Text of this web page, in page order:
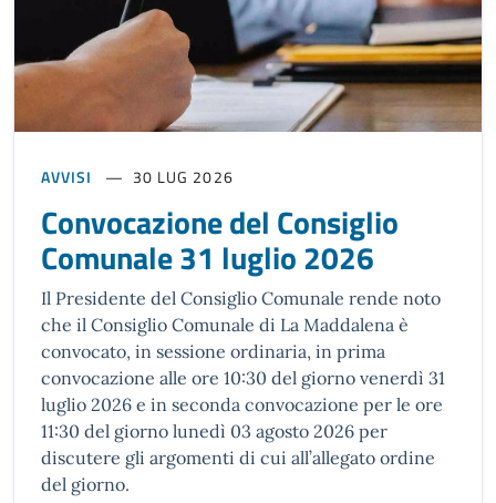
AVVISI 30 LUG 2026
Convocazione del Consiglio
Comunale 31 luglio 2026
Il Presidente del Consiglio Comunale rende noto
che il Consiglio Comunale di La Maddalena è
convocato, in sessione ordinaria, in prima
convocazione alle ore 10:30 del giorno venerdì 31
luglio 2026 e in seconda convocazione per le ore
11:30 del giorno lunedì 03 agosto 2026 per
discutere gli argomenti di cui all’allegato ordine
del giorno.